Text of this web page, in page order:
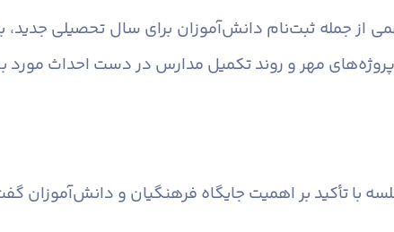
جمله ثبت‌نام دانش‌آموزان برای سال تحصیلی جدید،
مهر و روند تکمیل مدارس در دست احداث مورد
با تأکید بر اهمیت جایگاه فرهنگیان و دانش‌آموزان